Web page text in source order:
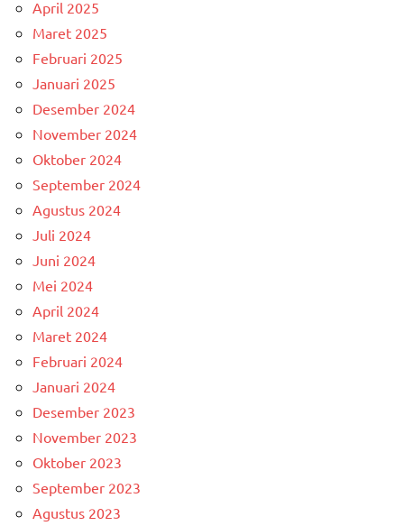
April 2025
Maret 2025
Februari 2025
Januari 2025
Desember 2024
November 2024
Oktober 2024
September 2024
Agustus 2024
Juli 2024
Juni 2024
Mei 2024
April 2024
Maret 2024
Februari 2024
Januari 2024
Desember 2023
November 2023
Oktober 2023
September 2023
Agustus 2023